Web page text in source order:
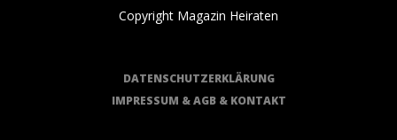
Copyright Magazin Heiraten
DATENSCHUTZERKLÄRUNG
IMPRESSUM & AGB & KONTAKT